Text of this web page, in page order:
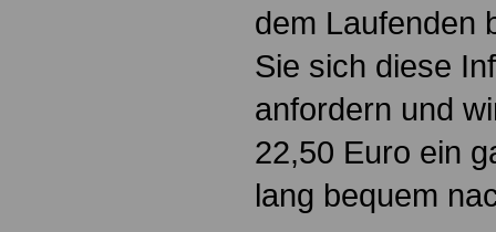
dem Laufenden
Sie sich diese
anfordern und
22,50 Euro ein
lang bequem